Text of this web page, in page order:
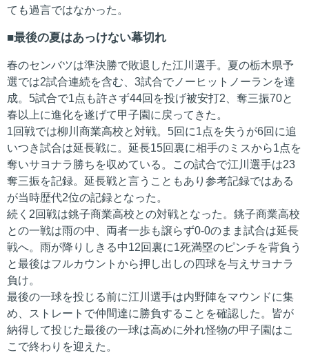
ても過言ではなかった。
最後の夏はあっけない幕切れ
春のセンバツは準決勝で敗退した江川選手。夏の栃木県予
選では2試合連続を含む、3試合でノーヒットノーランを達
成。5試合で1点も許さず44回を投げ被安打2、奪三振70と
春以上に進化を遂げて甲子園に戻ってきた。
1回戦では柳川商業高校と対戦。5回に1点を失うが6回に追
いつき試合は延長戦に。延長15回裏に相手のミスから1点を
奪いサヨナラ勝ちを収めている。この試合で江川選手は23
奪三振を記録。延長戦と言うこともあり参考記録ではある
が当時歴代2位の記録となった。
続く2回戦は銚子商業高校との対戦となった。銚子商業高校
との一戦は雨の中、両者一歩も譲らず0-0のまま試合は延長
戦へ。雨が降りしきる中12回裏に1死満塁のピンチを背負う
と最後はフルカウントから押し出しの四球を与えサヨナラ
負け。
最後の一球を投じる前に江川選手は内野陣をマウンドに集
め、ストレートで仲間達に勝負することを確認した。皆が
納得して投じた最後の一球は高めに外れ怪物の甲子園はこ
こで終わりを迎えた。